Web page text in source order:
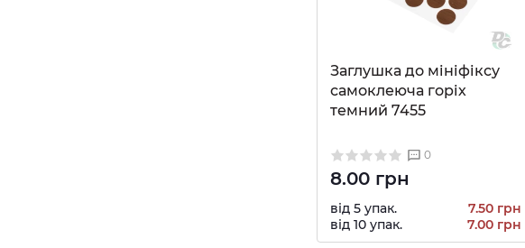
Заглушка до мініфіксу
самоклеюча горіх
темний 7455
0
8.00 грн
від 5 упак.
7.50 грн
від 10 упак.
7.00 грн